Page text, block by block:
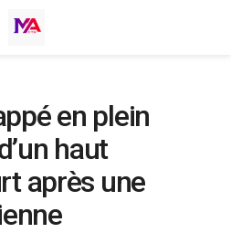
en plein
haut
après une